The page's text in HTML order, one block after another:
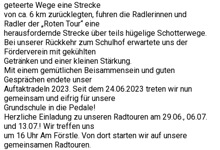
geteerte Wege eine Strecke
von ca. 6 km zurücklegten, fuhren die Radlerinnen und
Radler der „Roten Tour“ eine
herausfordernde Strecke über teils hügelige Schotterwege.
Bei unserer Rückkehr zum Schulhof erwartete uns der
Förderverein mit gekühlten
Getränken und einer kleinen Stärkung.
Mit einem gemütlichen Beisammensein und guten
Gesprächen endete unser
Auftaktradeln 2023. Seit dem 24.06.2023 treten wir nun
gemeinsam und eifrig für unsere
Grundschule in die Pedale!
Herzliche Einladung zu unseren Radtouren am 29.06., 06.07.
und 13.07.! Wir treffen uns
um 16 Uhr Am Förstle. Von dort starten wir auf unsere
gemeinsamen Radtouren.